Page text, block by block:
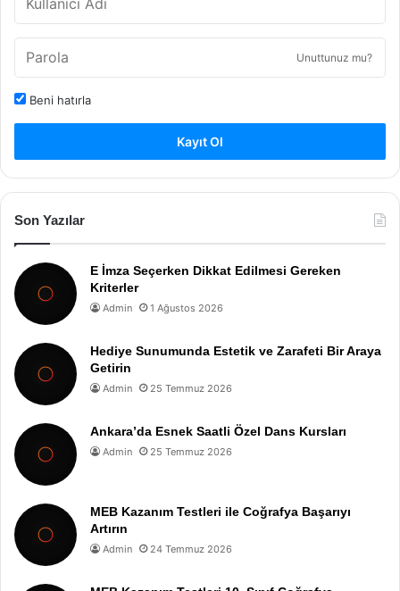
Unuttunuz mu?
Beni hatırla
Kayıt Ol
Son Yazılar
E İmza Seçerken Dikkat Edilmesi Gereken
Kriterler
Admin 1 Ağustos 2026
Hediye Sunumunda Estetik ve Zarafeti Bir Araya
Getirin
Admin 25 Temmuz 2026
Ankara’da Esnek Saatli Özel Dans Kursları
Admin 25 Temmuz 2026
MEB Kazanım Testleri ile Coğrafya Başarıyı
Artırın
Admin 24 Temmuz 2026